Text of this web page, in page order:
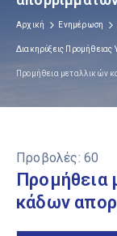
Αρχική Ενημέρωση
Διακηρύξεις
Προμήθεια μεταλλικών
Προβολές: 60
Προμήθεια
κάδων